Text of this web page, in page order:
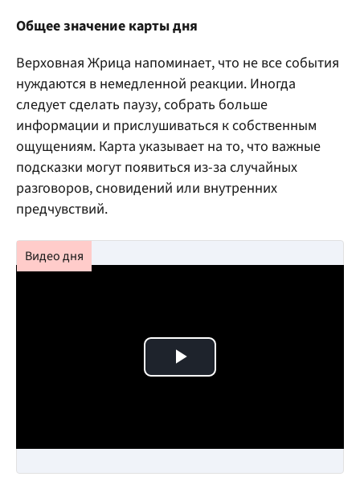
Общее значение карты дня
Верховная Жрица напоминает, что не все события
нуждаются в немедленной реакции. Иногда
следует сделать паузу, собрать больше
информации и прислушиваться к собственным
ощущениям. Карта указывает на то, что важные
подсказки могут появиться из-за случайных
разговоров, сновидений или внутренних
предчувствий.
Play Video